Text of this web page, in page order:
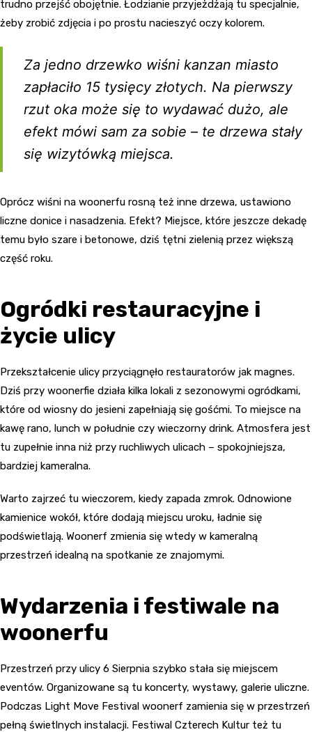
trudno przejść obojętnie. Łodzianie przyjeżdżają tu specjalnie,
żeby zrobić zdjęcia i po prostu nacieszyć oczy kolorem.
Za jedno drzewko wiśni kanzan miasto
zapłaciło 15 tysięcy złotych. Na pierwszy
rzut oka może się to wydawać dużo, ale
efekt mówi sam za sobie – te drzewa stały
się wizytówką miejsca.
Oprócz wiśni na woonerfu rosną też inne drzewa, ustawiono
liczne donice i nasadzenia. Efekt? Miejsce, które jeszcze dekadę
temu było szare i betonowe, dziś tętni zielenią przez większą
część roku.
Ogródki restauracyjne i
życie ulicy
Przekształcenie ulicy przyciągnęło restauratorów jak magnes.
Dziś przy woonerfie działa kilka lokali z sezonowymi ogródkami,
które od wiosny do jesieni zapełniają się gośćmi. To miejsce na
kawę rano, lunch w południe czy wieczorny drink. Atmosfera jest
tu zupełnie inna niż przy ruchliwych ulicach – spokojniejsza,
bardziej kameralna.
Warto zajrzeć tu wieczorem, kiedy zapada zmrok. Odnowione
kamienice wokół, które dodają miejscu uroku, ładnie się
podświetlają. Woonerf zmienia się wtedy w kameralną
przestrzeń idealną na spotkanie ze znajomymi.
Wydarzenia i festiwale na
woonerfu
Przestrzeń przy ulicy 6 Sierpnia szybko stała się miejscem
eventów. Organizowane są tu koncerty, wystawy, galerie uliczne.
Podczas Light Move Festival woonerf zamienia się w przestrzeń
pełną świetlnych instalacji. Festiwal Czterech Kultur też tu